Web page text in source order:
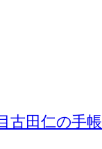
古田仁の手帳